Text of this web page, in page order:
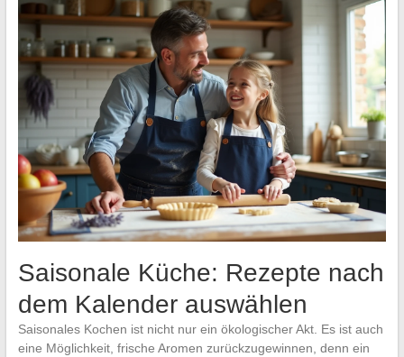
Saisonale Küche: Rezepte nach
dem Kalender auswählen
Saisonales Kochen ist nicht nur ein ökologischer Akt. Es ist auch
eine Möglichkeit, frische Aromen zurückzugewinnen, denn ein